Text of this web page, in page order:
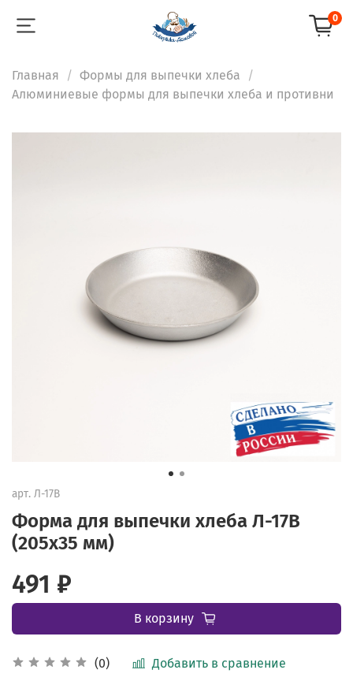
0
Главная
Формы для выпечки хлеба
Алюминиевые формы для выпечки хлеба и противни
арт. Л-17В
Форма для выпечки хлеба Л-17В
(205х35 мм)
(0) Добавить в сравнение
491 ₽
В корзину